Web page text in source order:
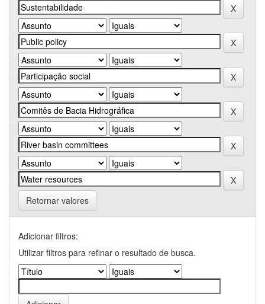
Retornar valores
Adicionar filtros:
Utilizar filtros para refinar o resultado de busca.